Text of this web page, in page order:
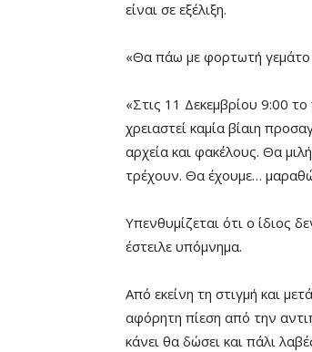
είναι σε εξέλιξη.
«Θα πάω με φορτωτή γεμάτο
«Στις 11 Δεκεμβρίου 9:00
χρειαστεί καμία βίαιη
αρχεία και φακέλους. Θα
τρέχουν. Θα έχουμε…
Υπενθυμίζεται ότι ο ίδιος
έστειλε υπόμνημα.
Από εκείνη τη στιγμή και
αφόρητη πίεση από την
κάνει θα δώσει και πάλι